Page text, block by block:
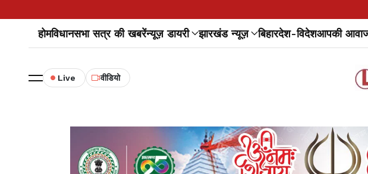
होमविधानसभा सत्र की खबरेंन्यूज़ डायरी झारखंड न्यूज़ बिहारदेश-विदेशआपकी
Live वीडियो